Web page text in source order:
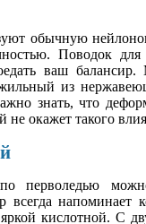
обычную
Поводок
ваш балансир.
из
знать, что
не окажет такого
перволедью
напоминает
кислотной. С